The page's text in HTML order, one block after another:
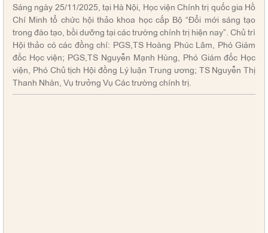
Sáng ngày 25/11/2025, tại Hà Nội, Học viện Chính trị quốc gia Hồ
Chí Minh tổ chức hội thảo khoa học cấp Bộ “Đổi mới sáng tạo
trong đào tạo, bồi dưỡng tại các trường chính trị hiện nay”. Chủ trì
Hội thảo có các đồng chí: PGS,TS Hoàng Phúc Lâm, Phó Giám
đốc Học viện; PGS,TS Nguyễn Mạnh Hùng, Phó Giám đốc Học
viện, Phó Chủ tịch Hội đồng Lý luận Trung ương; TS Nguyễn Thị
Thanh Nhàn, Vụ trưởng Vụ Các trường chính trị.